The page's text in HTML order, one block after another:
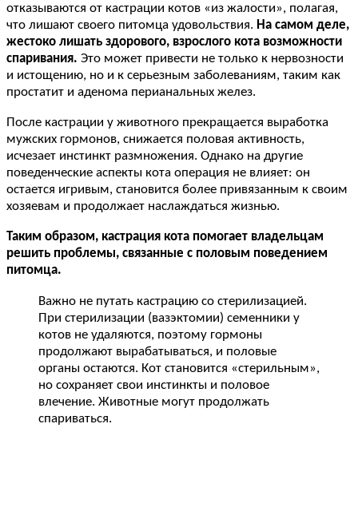
отказываются от кастрации котов «из жалости», полагая,
что лишают своего питомца удовольствия. На самом деле,
жестоко лишать здорового, взрослого кота возможности
спаривания. Это может привести не только к нервозности
и истощению, но и к серьезным заболеваниям, таким как
простатит и аденома перианальных желез.
После кастрации у животного прекращается выработка
мужских гормонов, снижается половая активность,
исчезает инстинкт размножения. Однако на другие
поведенческие аспекты кота операция не влияет: он
остается игривым, становится более привязанным к своим
хозяевам и продолжает наслаждаться жизнью.
Таким образом, кастрация кота помогает владельцам
решить проблемы, связанные с половым поведением
питомца.
Важно не путать кастрацию со стерилизацией.
При стерилизации (вазэктомии) семенники у
котов не удаляются, поэтому гормоны
продолжают вырабатываться, и половые
органы остаются. Кот становится «стерильным»,
но сохраняет свои инстинкты и половое
влечение. Животные могут продолжать
спариваться.